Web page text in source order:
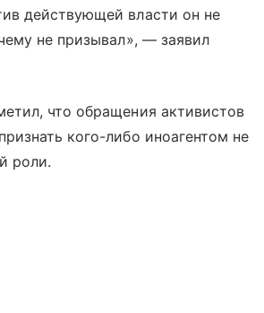
действующей власти он не
не призывал», — заявил
что обращения активистов
кого-либо иноагентом не
роли.